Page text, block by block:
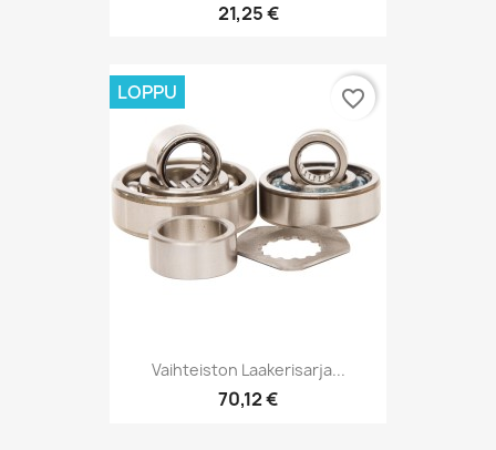
21,25 €
Vaihteiston Laakerisarja...
70,12 €
LOPPU favorite_border